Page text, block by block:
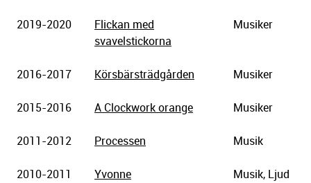
2019-2020
Flickan med
svavelstickorna
Musiker
2016-2017 Körsbärsträdgården Musiker
2015-2016 A Clockwork orange Musiker
2011-2012 Processen Musik
2010-2011 Yvonne Musik, Ljud